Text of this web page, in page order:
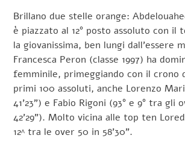
Brillano due stelle orange:
è piazzato al 12° posto assoluto con il
la giovanissima, ben lungi dall’essere
Francesca Peron (classe 1997) ha
femminile, primeggiando con il crono
primi 100 assoluti, anche Lorenzo
41’23”) e Fabio Rigoni (93° e 9° tra gli
42’29”). Molto vicina alle top ten
12^ tra le over 50 in 58’30”.